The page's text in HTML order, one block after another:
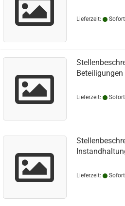
Lieferzeit:
Beteiligungen
Lieferzeit:
Lieferzeit: